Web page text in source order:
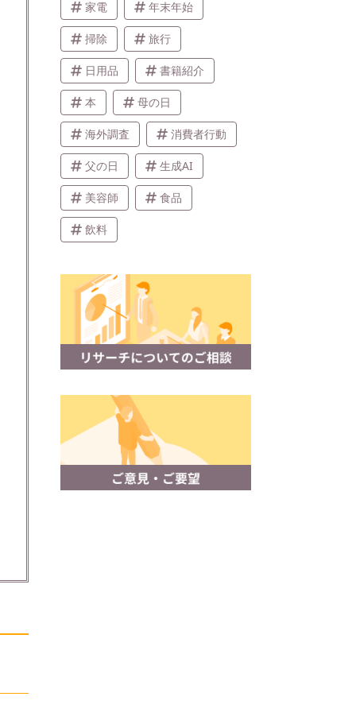
家電 年末年始
掃除 旅行
日用品 書籍紹介
本 母の日
海外調査 消費者行動
父の日 生成AI
美容師 食品
飲料